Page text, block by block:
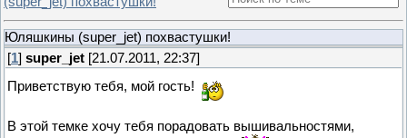
Юляшкины (super_jet) похвастушки!
[1] super_jet [21.07.2011, 22:37]
Приветствую тебя, мой гость!
В этой темке хочу тебя порадовать вышивальностями,